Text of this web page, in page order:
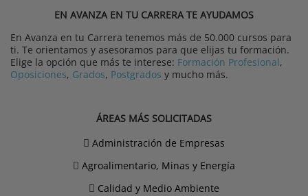
EN AVANZA EN TU CARRERA TE AYUDAMOS
En Avanza en tu Carrera tenemos más de 50.000 cursos para
ti. Te orientamos y asesoramos para que elijas tu formación.
Elige la opción que más te interese: Formación Profesional,
Oposiciones, Grados, Postgrados y mucho más.
ÁREAS MÁS SOLICITADAS
Administración de Empresas
Agroalimentario, Minas y Energía
Calidad y Medio Ambiente